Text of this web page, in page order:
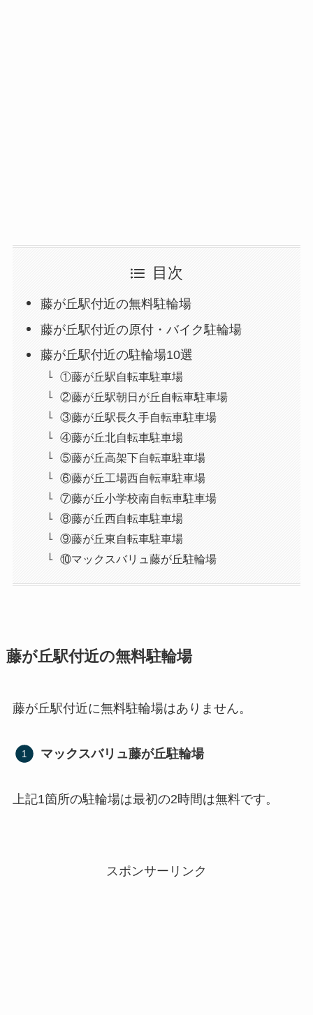
目次
藤が丘駅付近の無料駐輪場
藤が丘駅付近の原付・バイク駐輪場
藤が丘駅付近の駐輪場10選
①藤が丘駅自転車駐車場
②藤が丘駅朝日が丘自転車駐車場
③藤が丘駅長久手自転車駐車場
④藤が丘北自転車駐車場
⑤藤が丘高架下自転車駐車場
⑥藤が丘工場西自転車駐車場
⑦藤が丘小学校南自転車駐車場
⑧藤が丘西自転車駐車場
⑨藤が丘東自転車駐車場
⑩マックスバリュ藤が丘駐輪場
藤が丘駅付近の無料駐輪場
藤が丘駅付近に無料駐輪場はありません。
マックスバリュ藤が丘駐輪場
上記1箇所の駐輪場は最初の2時間は無料です。
スポンサーリンク